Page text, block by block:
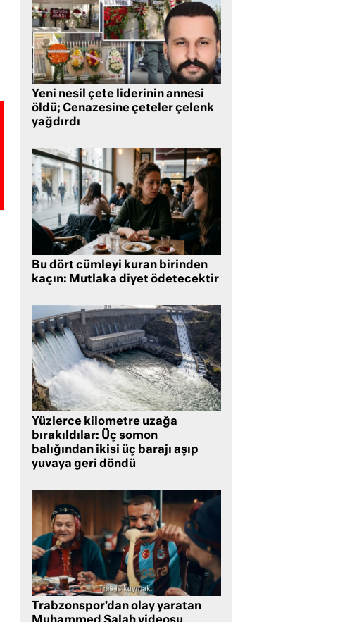
Yeni nesil çete liderinin annesi
öldü; Cenazesine çeteler çelenk
yağdırdı
Bu dört cümleyi kuran birinden
kaçın: Mutlaka diyet ödetecektir
Yüzlerce kilometre uzağa
bırakıldılar: Üç somon
balığından ikisi üç barajı aşıp
yuvaya geri döndü
Trabzonspor’dan olay yaratan